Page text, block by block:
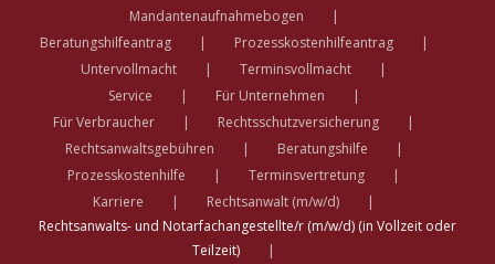
Mandantenaufnahmebogen
Beratungshilfeantrag
Prozesskostenhilfeantrag
Untervollmacht
Terminsvollmacht
Service
Für Unternehmen
Für Verbraucher
Rechtsschutzversicherung
Rechtsanwaltsgebühren
Beratungshilfe
Prozesskostenhilfe
Terminsvertretung
Karriere
Rechtsanwalt (m/w/d)
Rechtsanwalts- und Notarfachangestellte/r (m/w/d) (in Vollzeit oder
Teilzeit)